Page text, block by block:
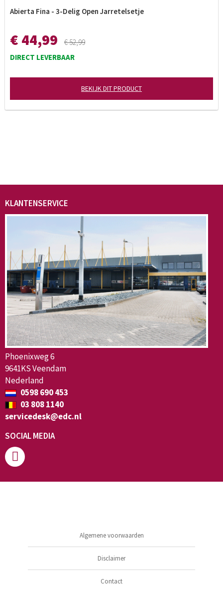
Abierta Fina - 3-Delig Open Jarretelsetje
€ 44,99
€ 52,99
DIRECT LEVERBAAR
BEKIJK DIT PRODUCT
KLANTENSERVICE
Phoenixweg 6
9641KS Veendam
Nederland
0598 690 453
03 808 1140
servicedesk@edc.nl
SOCIAL MEDIA
Algemene voorwaarden
Disclaimer
Contact